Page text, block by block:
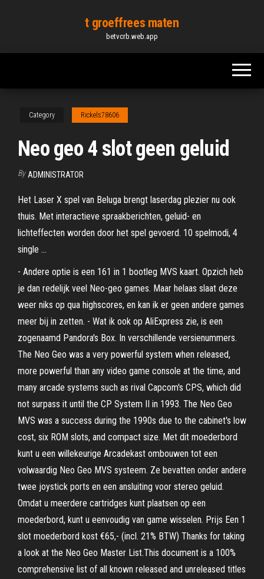
content
t groeffrees maten
betvcrb.web.app
Category Rickels78606
Neo geo 4 slot geen geluid
By ADMINISTRATOR
Het Laser X spel van Beluga brengt laserdag plezier nu ook
thuis. Met interactieve spraakberichten, geluid- en
lichteffecten worden door het spel gevoerd. 10 spelmodi, 4
single …
- Andere optie is een 161 in 1 bootleg MVS kaart. Opzich heb
je dan redelijk veel Neo-geo games. Maar helaas slaat deze
weer niks op qua highscores, en kan ik er geen andere games
meer bij in zetten. - Wat ik ook op AliExpress zie, is een
zogenaamd Pandora's Box. In verschillende versienummers.
The Neo Geo was a very powerful system when released,
more powerful than any video game console at the time, and
many arcade systems such as rival Capcom's CPS, which did
not surpass it until the CP System II in 1993. The Neo Geo
MVS was a success during the 1990s due to the cabinet's low
cost, six ROM slots, and compact size. Met dit moederbord
kunt u een willekeurige Arcadekast ombouwen tot een
volwaardig Neo Geo MVS systeem. Ze bevatten onder andere
twee joystick ports en een ansluiting voor stereo geluid.
Omdat u meerdere cartridges kunt plaatsen op een
moederbord, kunt u eenvoudig van game wisselen. Prijs Een 1
slot moederbord kost €65,- (incl. 21% BTW) Thanks for taking
a look at the Neo Geo Master List.This document is a 100%
comprehensive list of all known released and unreleased titles